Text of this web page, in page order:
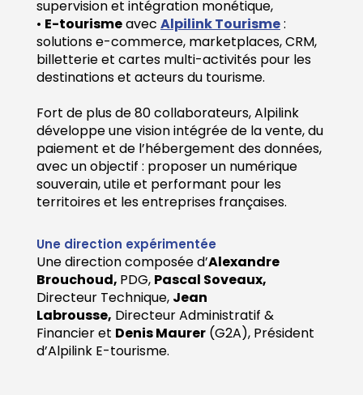
supervision et intégration monétique,
• E-tourismeavec Alpilink Tourisme:
solutions e-commerce, marketplaces, CRM,
billetterie et cartes multi-activités pour les
destinations et acteurs du tourisme.
Fort de plus de 80 collaborateurs, Alpilink
développe une vision intégrée de la vente, du
paiement et de l’hébergement des données,
avec un objectif : proposer un numérique
souverain, utile et performant pour les
territoires et les entreprises françaises.
Une direction expérimentée
Une direction composée d’Alexandre
Brouchoud, PDG, Pascal Soveaux,
Directeur Technique, Jean
Labrousse, Directeur Administratif &
Financier et Denis Maurer (G2A), Président
d’Alpilink E-tourisme.